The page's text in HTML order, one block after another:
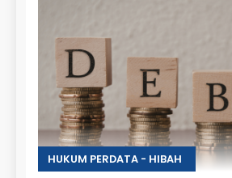
HUKUM PERDATA - HIBAH